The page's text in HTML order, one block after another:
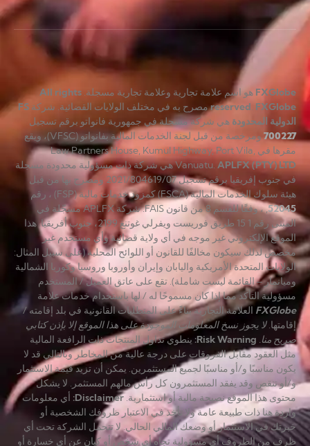
FXGlobe هو اسم علامة تجارية وعلامة تجارية مسجلة. All rights
reserved. FXGlobe مصرح به في مختلف الولايات القضائية. شركة FS
الدولية المحدودة هي شركة مسجلة في جمهورية فانواتو برقم تسجيل
700227
ومرخصة من قبل لجنة الخدمات المالية بفانواتو (VFSC)، ويقع
مقرها في Law Partners House, Kumul Highway, Port Vila,
Vanuatu. APLFX (PTY) LTD
هي شركة ذات مسؤولية محدودة مسجلة
في جنوب إفريقيا برقم تسجيل 2021/804619/07 ومصرح بها من قبل
هيئة سلوك الخدمات المالية (FSCA) كمزود خدمات مالية (FSP) ، رقم
52045
, ، وفقًا للقسم 8 من قانون FAIS. شركة APLFX مسجّلة في
المبنى رقم 1 15 طريق فوريست ويفرلي غوتنغ 2199، جنوب أفريقيا. هذا
الموقع الإلكتروني غير موجه في أي ولاية قضائية وأي مستخدم غير
مخصص لذلك سيكون مخالفًا للقانون أو اللوائح المحلية (على سبيل المثال:
الولايات المتحدة الأمريكية واليابان وإيران وأوروبا وروسيا وكوريا الشمالية
وميانمار – القائمة ليست شاملة). تقع على عاتق العميل / المستخدم
مسؤولية التأكد مما إذا كان مسموحًا له / لها باستخدام خدمات علامة
FXGlobe العلامة التجارية بناءً على المتطلبات القانونية في بلد إقامته /
إقامتها.لا يجوز نسخ المعلومات الموجودة على هذا الموقع إلا بإذن كتابي
صريح منا. Risk Warning
: ينطوي تداول المنتجات ذات الرافعة المالية
مثل العقود مقابل الفروقات على درجة عالية من المخاطر وبالتالي قد لا
يكون مناسبًا و/أو مناسبًا لجميع المستثمرين. يمكن أن تزيد قيمة الاستثمار
و/أو تنقص وقد يفقد المستثمرون كل رأس مالهم المستثمر. لا يشكل
محتوى هذا الموقع نصيحة مالية أو استثمارية.Disclaimer
: أي معلومات
واردة هنا ذات طبيعة عامة ولا تأخذ في الاعتبار ظروفك الشخصية أو
خبرتك في الاستثمار أو وضعك المالي الحالي. لا تتحمل الشركة تحت أي
ظرف من الظروف أي مسؤولية تجاه أي شخص أو كيان عن أي خسارة أو